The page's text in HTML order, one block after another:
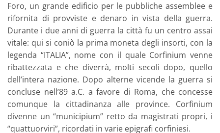
Foro, un grande edificio per le pubbliche assemblee e
rifornita di provviste e denaro in vista della guerra.
Durante i due anni di guerra la città fu un centro assai
vitale: qui si coniò la prima moneta degli insorti, con la
legenda “ITALIA”, nome con il quale Corfinium venne
ribattezzata e che diverrà, molti secoli dopo, quello
dell’intera nazione. Dopo alterne vicende la guerra si
concluse nell’89 a.C. a favore di Roma, che concesse
comunque la cittadinanza alle province. Corfinium
divenne un “municipium” retto da magistrati propri, i
“quattuorviri”, ricordati in varie epigrafi corfiniesi.